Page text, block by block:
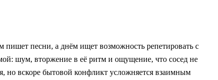
песни, а днём ищет возможность репетировать с
шум, вторжение в её ритм и ощущение, что сосед не
но вскоре бытовой конфликт усложняется взаимным